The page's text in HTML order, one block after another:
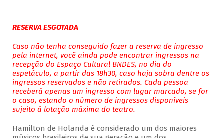
RESERVA ESGOTADA
Caso não tenha conseguido fazer a reserva de ingresso
pela internet, você ainda pode encontrar ingressos na
recepção do Espaço Cultural BNDES, no dia do
espetáculo, a partir das 18h30, caso haja sobra dentre os
ingressos reservados e não retirados. Cada pessoa
receberá apenas um ingresso com lugar marcado, se for
o caso, estando o número de ingressos disponíveis
sujeito à lotação máxima do teatro.
Hamilton de Holanda é considerado um dos maiores